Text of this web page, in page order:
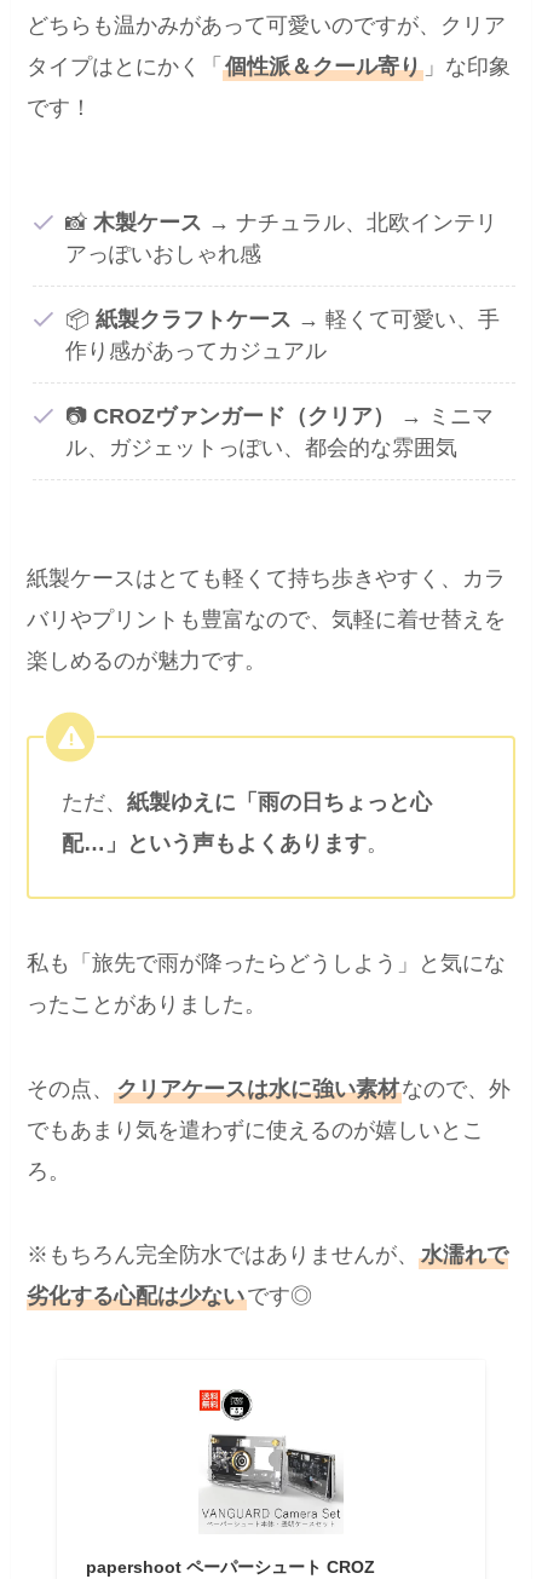
どちらも温かみがあって可愛いのですが、クリア
タイプはとにかく「個性派＆クール寄り 」な印象
です！
📸 木製ケース → ナチュラル、北欧インテリ
アっぽいおしゃれ感
📦 紙製クラフトケース → 軽くて可愛い、手
作り感があってカジュアル
📷 CROZヴァンガード（クリア）
→ ミニマ
ル、ガジェットっぽい、都会的な雰囲気
紙製ケースはとても軽くて持ち歩きやすく、カラ
バリやプリントも豊富なので、気軽に着せ替えを
楽しめるのが魅力です。
ただ、紙製ゆえに「雨の日ちょっと心
配…」という声もよくあります。
私も「旅先で雨が降ったらどうしよう」と気にな
ったことがありました。
その点、クリアケースは水に強い素材なので、外
でもあまり気を遣わずに使えるのが嬉しいとこ
ろ。
※もちろん完全防水ではありませんが、水濡れで
劣化する心配は少ないです◎
papershoot ペーパーシュート CROZ